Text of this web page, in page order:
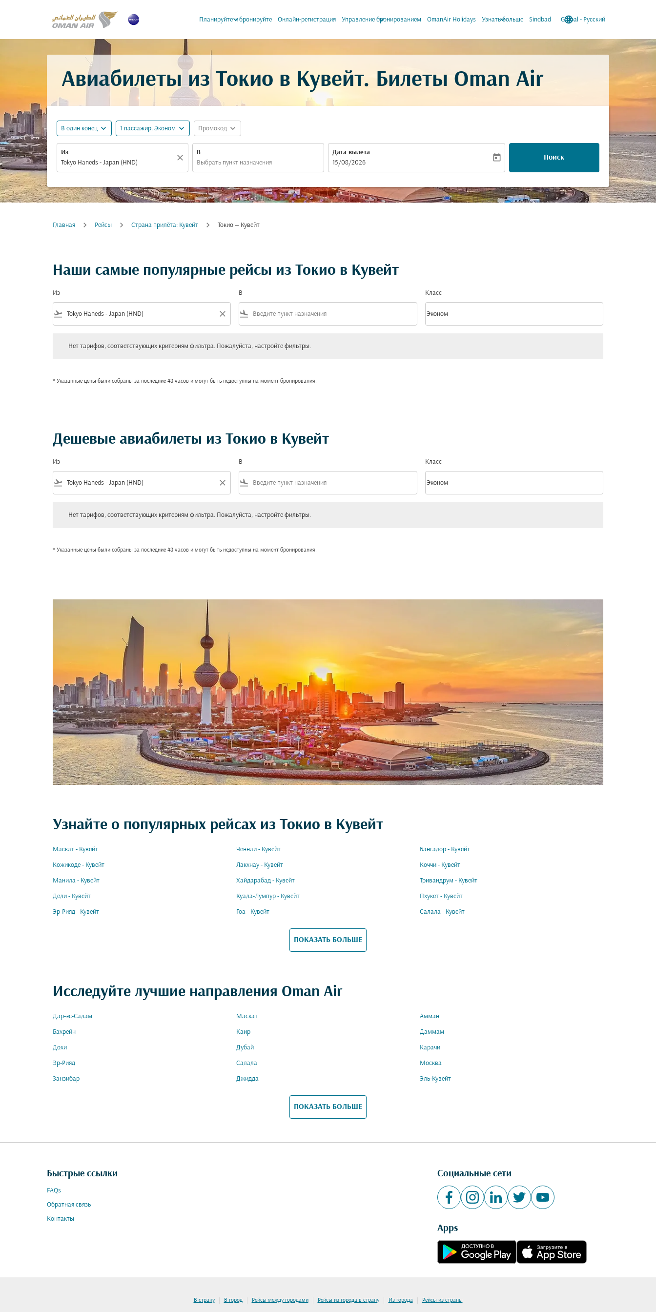
Планируйте и бронируйте
keyboard_arrow_down Онлайн-регистрация Управление бронированием
keyboard_arrow_down OmanAir Holidays Узнать больше
keyboard_arrow_down Sindbad language
Global - Русский
keyboard_arrow_down
Авиабилеты из Токио в Кувейт. Билеты Oman Air
В один конец expand_more 1 пассажир, Эконом expand_more Промокод expand_more
Из
close
В
Дата вылета
fc-booking-departure-date-aria-label
15/08/2026
today Поиск
Главная Рейсы Cтрана прилёта: Кувейт Токио — Кувейт
Наши самые популярные рейсы из Токио в Кувейт
Из
flight_takeoff close
В
flight_land
Класс
Класс option Эконом Selected
Эконом
keyboard_arrow_down
Нет тарифов, соответствующих критериям фильтра. Пожалуйста, настройте фильтры.
* Указанные цены были собраны за последние 48 часов и могут быть недоступны на момент бронирования.
Дешевые авиабилеты из Токио в Кувейт
Из
flight_takeoff close
В
flight_land
Класс
Класс option Эконом Selected
Эконом
keyboard_arrow_down
Нет тарифов, соответствующих критериям фильтра. Пожалуйста, настройте фильтры.
* Указанные цены были собраны за последние 48 часов и могут быть недоступны на момент бронирования.
Узнайте о популярных рейсах из Токио в Кувейт
Маскат - Кувейт Ченнаи - Кувейт Бангалор - Кувейт
Кожикоде - Кувейт Лакхнау - Кувейт Коччи - Кувейт
Манила - Кувейт Хайдарабад - Кувейт Тривандрум - Кувейт
Дели - Кувейт Куала-Лумпур - Кувейт Пхукет - Кувейт
Эр-Рияд - Кувейт Гоа - Кувейт Салала - Кувейт
ПОКАЗАТЬ БОЛЬШЕ
Исследуйте лучшие направления Oman Air
Дар-эс-Салам Маскат Амман
Бахрейн Каир Даммам
Дохи Дубай Карачи
Эр-Рияд Салала Москва
Занзибар Джидда Эль-Кувейт
ПОКАЗАТЬ БОЛЬШЕ
Быстрые ссылки
FAQs
Обратная связь
Контакты
Социальные сети
Apps
В страну | В город | Рейсы между городами | Рейсы из города в страну | Из города | Рейсы из страны